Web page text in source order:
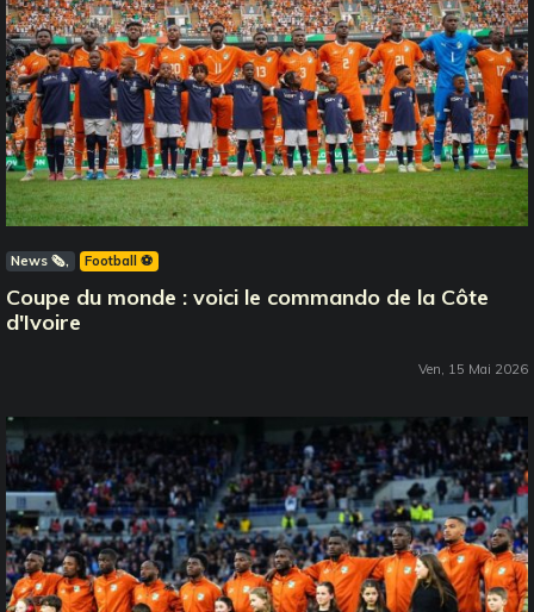
News 🗞️ Football ⚽️
Coupe du monde : voici le commando de la Côte
d'Ivoire
Ven, 15 Mai 2026